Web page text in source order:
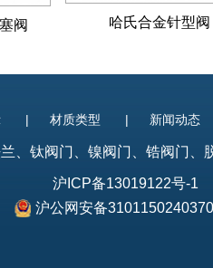
阀 哈氏合金针型阀
| 材质类型 | 新闻动态
钛阀门 、镍阀门、锆阀门
沪ICP备13019122号-1
沪公网安备